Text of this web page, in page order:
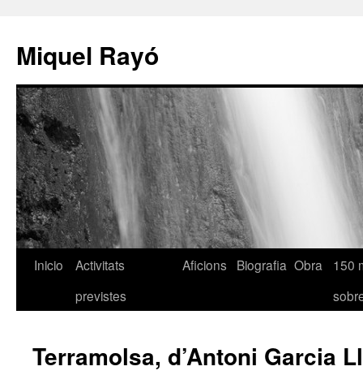
Miquel Rayó
Inicio
Activitats
previstes
Aficions Biografia Obra
150
Terramolsa, d’Antoni Garcia